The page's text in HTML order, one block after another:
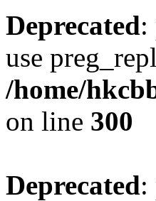
Deprecated:
use
/home/
on line 300
Deprecated: